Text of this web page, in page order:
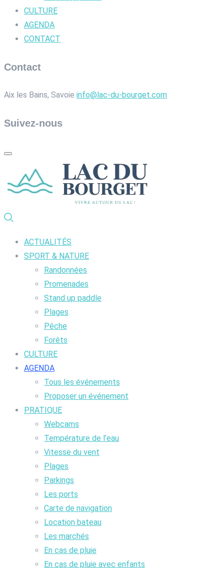
CULTURE
AGENDA
CONTACT
Contact
Aix les Bains, Savoie info@lac-du-bourget.com
Suivez-nous
ACTUALITÉS
SPORT & NATURE
Randonnées
Promenades
Stand up paddle
Plages
Pêche
Forêts
CULTURE
AGENDA
Tous les événements
Proposer un événement
PRATIQUE
Webcams
Température de l’eau
Vitesse du vent
Plages
Parkings
Les ports
Carte de navigation
Location bateau
Les marchés
En cas de pluie
En cas de pluie avec enfants